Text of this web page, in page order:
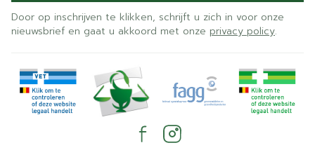
Door op inschrijven te klikken, schrijft u zich in voor onze
nieuwsbrief en gaat u akkoord met onze privacy policy.